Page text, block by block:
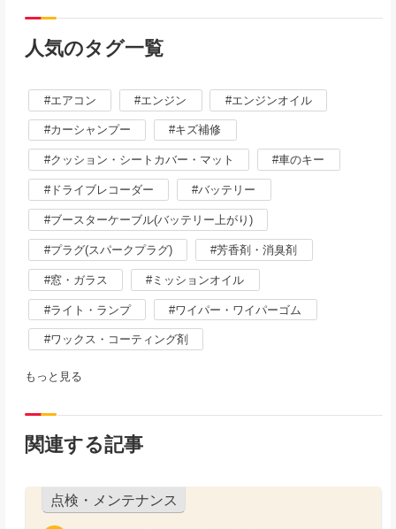
人気のタグ一覧
エアコン エンジン エンジンオイル
カーシャンプー キズ補修
クッション・シートカバー・マット 車のキー
ドライブレコーダー バッテリー
ブースターケーブル(バッテリー上がり)
プラグ(スパークプラグ) 芳香剤・消臭剤
窓・ガラス ミッションオイル
ライト・ランプ ワイパー・ワイパーゴム
ワックス・コーティング剤
もっと見る
関連する記事
点検・メンテナンス